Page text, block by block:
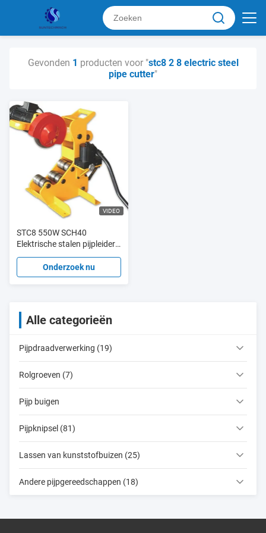
Gevonden 1 producten voor "stc8 2 8 electric steel
pipe cutter"
VIDEO
STC8 550W SCH40
Elektrische stalen pijpleider
2"- 8" met aluminium
gietblaadOnderzoek nu
Alle categorieën
Pijpdraadverwerking (19)
Rolgroeven (7)
Pijp buigen
Pijpknipsel (81)
Lassen van kunststofbuizen (25)
Andere pijpgereedschappen (18)